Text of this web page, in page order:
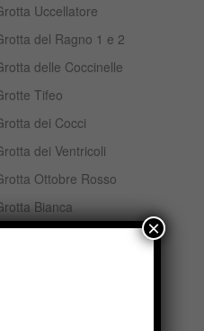
Uccellatore
del Ragno 1 e 2
delle Coccinelle
Tifeo
dei Cocci
dei Ventricoli
Ottobre Rosso
Bianca
×